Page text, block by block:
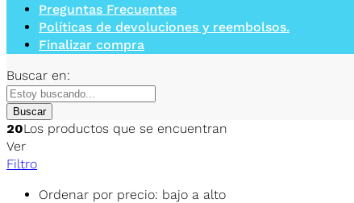
Preguntas Frecuentes
Políticas de devoluciones y reembolsos.
Finalizar compra
Buscar en:
Buscar
20Los productos que se encuentran
Ver
Filtro
Ordenar por precio: bajo a alto